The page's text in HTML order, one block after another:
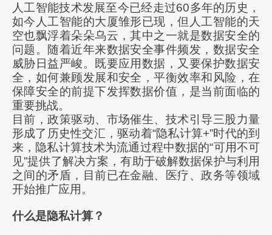
人工智能技术发展至今已经走过60多年的历史，
如今人工智能的大厦雏形已现，但人工智能的天
空也飘浮着朵朵乌云，其中之一就是数据安全的
问题。随着近年来数据安全事件频发，数据安全
威胁日益严峻。既要应用数据，又要保护数据安
全，如何兼顾发展和安全，平衡效率和风险，在
保障安全的前提下发挥数据价值，是当前面临的
重要挑战。
目前，政策驱动、市场催生、技术引导三股力量
形成了历史性交汇，驱动着“隐私计算+”时代的到
来，隐私计算技术为流通过程中数据的“可用不可
见”提供了解决方案，有助于破解数据保护与利用
之间的矛盾，目前已在金融、医疗、政务等领域
开始推广应用。
什么是隐私计算？